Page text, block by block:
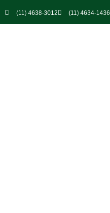
(11) 4638-3012 (11) 4634-1436